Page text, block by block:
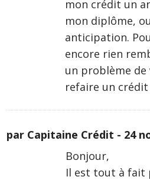
mon crédit un
mon diplôme,
anticipation.
encore rien
un problème de
refaire un crédit
par Capitaine Crédit - 24
Bonjour,
Il est tout à fait